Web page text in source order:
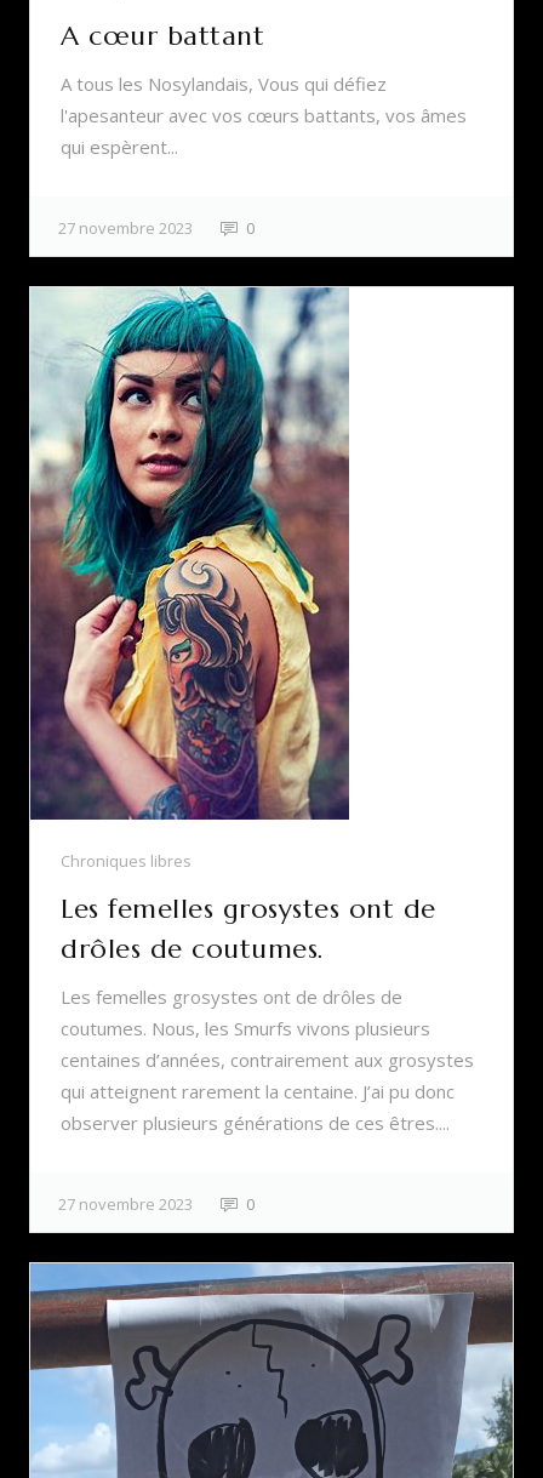
A cœur battant
A tous les Nosylandais, Vous qui défiez
l'apesanteur avec vos cœurs battants, vos âmes
qui espèrent...
27 novembre 2023 0
Chroniques libres
Les femelles grosystes ont de
drôles de coutumes.
Les femelles grosystes ont de drôles de
coutumes. Nous, les Smurfs vivons plusieurs
centaines d’années, contrairement aux grosystes
qui atteignent rarement la centaine. J’ai pu donc
observer plusieurs générations de ces êtres....
27 novembre 2023 0